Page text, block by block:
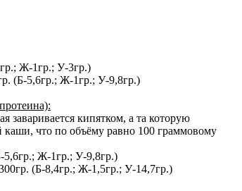
Ж-1гр.; У-3гр.)
(Б-5,6гр.; Ж-1гр.; У-9,8гр.)
заваривается кипятком, а та которую
каши, что по объёму равно 100 граммовому
5,6гр.; Ж-1гр.; У-9,8гр.)
(Б-8,4гр.; Ж-1,5гр.; У-14,7гр.)